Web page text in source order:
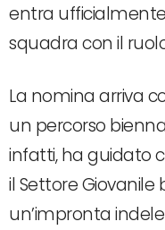
entra
squadra con il
La nomina arriva
un percorso
infatti, ha guidato
il Settore
un’impronta